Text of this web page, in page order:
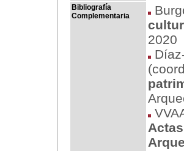
Bibliografía
Complementaria
2020